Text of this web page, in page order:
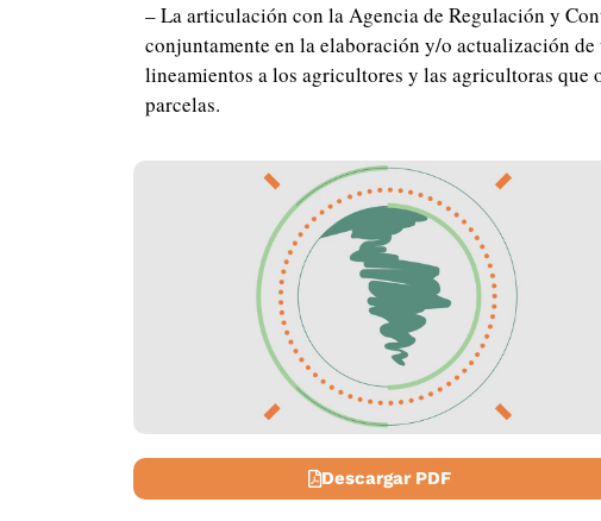
– La articulación con la Agencia de Regulación y
conjuntamente en la elaboración y/o actualización
lineamientos a los agricultores y las agricultoras
parcelas.
Descargar PDF